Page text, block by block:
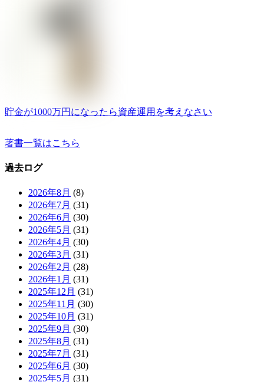
貯金が1000万円になったら資産運用を考えなさい
著書一覧はこちら
過去ログ
2026年8月 (8)
2026年7月 (31)
2026年6月 (30)
2026年5月 (31)
2026年4月 (30)
2026年3月 (31)
2026年2月 (28)
2026年1月 (31)
2025年12月 (31)
2025年11月 (30)
2025年10月 (31)
2025年9月 (30)
2025年8月 (31)
2025年7月 (31)
2025年6月 (30)
2025年5月 (31)